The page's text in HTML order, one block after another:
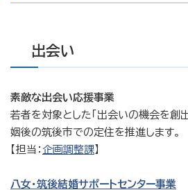
出会い
素敵な出会い応援事業
若者を対象とした「出会いの機会を創
姻後の筑後市での定住を推進します。
【担当： 企画調整課】
八女・筑後結婚サポートセンター事業